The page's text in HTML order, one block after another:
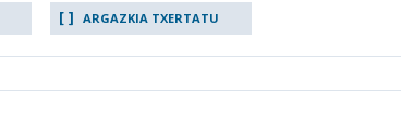
ARGAZKIA TXERTATU